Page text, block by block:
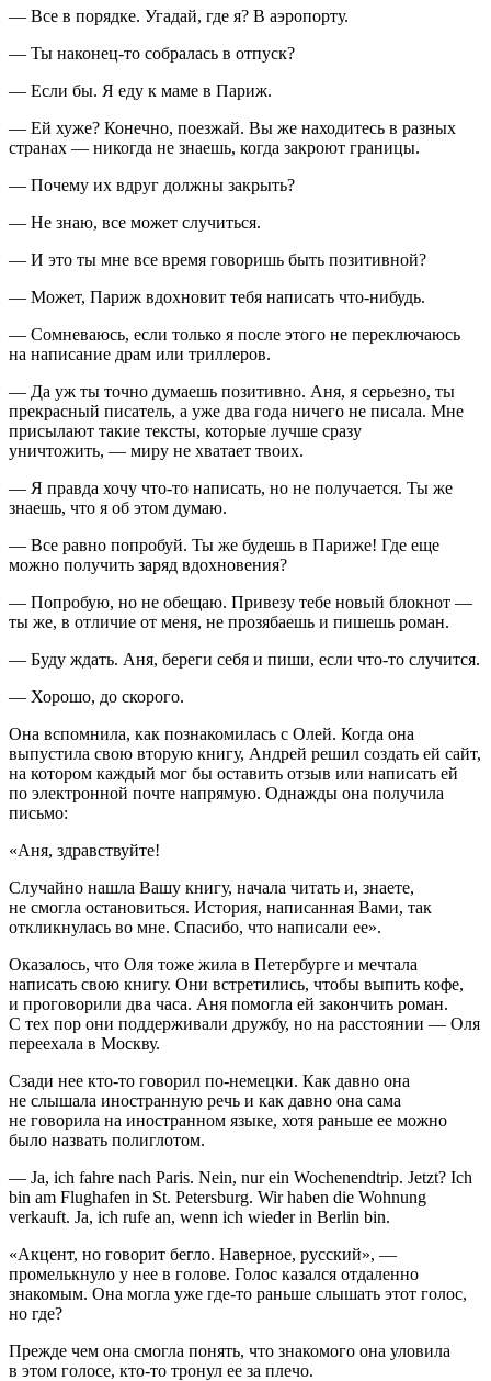
— Все в порядке. Угадай, где я? В аэропорту.
— Ты наконец-то собралась в отпуск?
— Если бы. Я еду к маме в Париж.
— Ей хуже? Конечно, поезжай. Вы же находитесь в разных
странах — никогда не знаешь, когда закроют границы.
— Почему их вдруг должны закрыть?
— Не знаю, все может случиться.
— И это ты мне все время говоришь быть позитивной?
— Может, Париж вдохновит тебя написать что-нибудь.
— Сомневаюсь, если только я после этого не переключаюсь
на написание драм или триллеров.
— Да уж ты точно думаешь позитивно. Аня, я серьезно, ты
прекрасный писатель, а уже два года ничего не писала. Мне
присылают такие тексты, которые лучше сразу
уничтожить, — миру не хватает твоих.
— Я правда хочу что-то написать, но не получается. Ты же
знаешь, что я об этом думаю.
— Все равно попробуй. Ты же будешь в Париже! Где еще
можно получить заряд вдохновения?
— Попробую, но не обещаю. Привезу тебе новый блокнот —
ты же, в отличие от меня, не прозябаешь и пишешь роман.
— Буду ждать. Аня, береги себя и пиши, если что-то случится.
— Хорошо, до скорого.
Она вспомнила, как познакомилась с Олей. Когда она
выпустила свою вторую книгу, Андрей решил создать ей сайт,
на котором каждый мог бы оставить отзыв или написать ей
по электронной почте напрямую. Однажды она получила
письмо:
«Аня, здравствуйте!
Случайно нашла Вашу книгу, начала читать и, знаете,
не смогла остановиться. История, написанная Вами, так
откликнулась во мне. Спасибо, что написали ее».
Оказалось, что Оля тоже жила в Петербурге и мечтала
написать свою книгу. Они встретились, чтобы выпить кофе,
и проговорили два часа. Аня помогла ей закончить роман.
С тех пор они поддерживали дружбу, но на расстоянии — Оля
переехала в Москву.
Сзади нее кто-то говорил по-немецки. Как давно она
не слышала иностранную речь и как давно она сама
не говорила на иностранном языке, хотя раньше ее можно
было назвать полиглотом.
— Ja, ich fahre nach Paris. Nein, nur ein Wochenendtrip. Jetzt? Ich
bin am Flughafen in St. Petersburg. Wir haben die Wohnung
verkauft. Ja, ich rufe an, wenn ich wieder in Berlin bin.
«Акцент, но говорит бегло. Наверное, русский», —
промелькнуло у нее в голове. Голос казался отдаленно
знакомым. Она могла уже где-то раньше слышать этот голос,
но где?
Прежде чем она смогла понять, что знакомого она уловила
в этом голосе, кто-то тронул ее за плечо.